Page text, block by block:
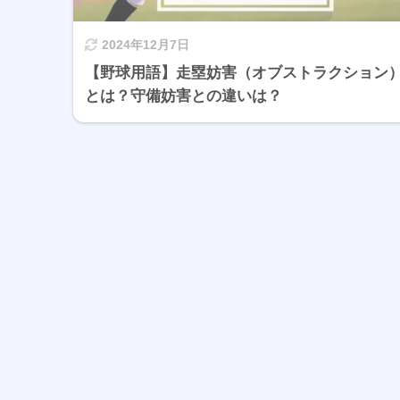
2024年12月7日
【野球用語】走塁妨害（オブストラクション
とは？守備妨害との違いは？